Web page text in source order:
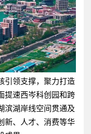
引领支撑，聚力打造
提速西岑科创园和跨
滨湖岸线空间贯通及
新、人才、消费等华